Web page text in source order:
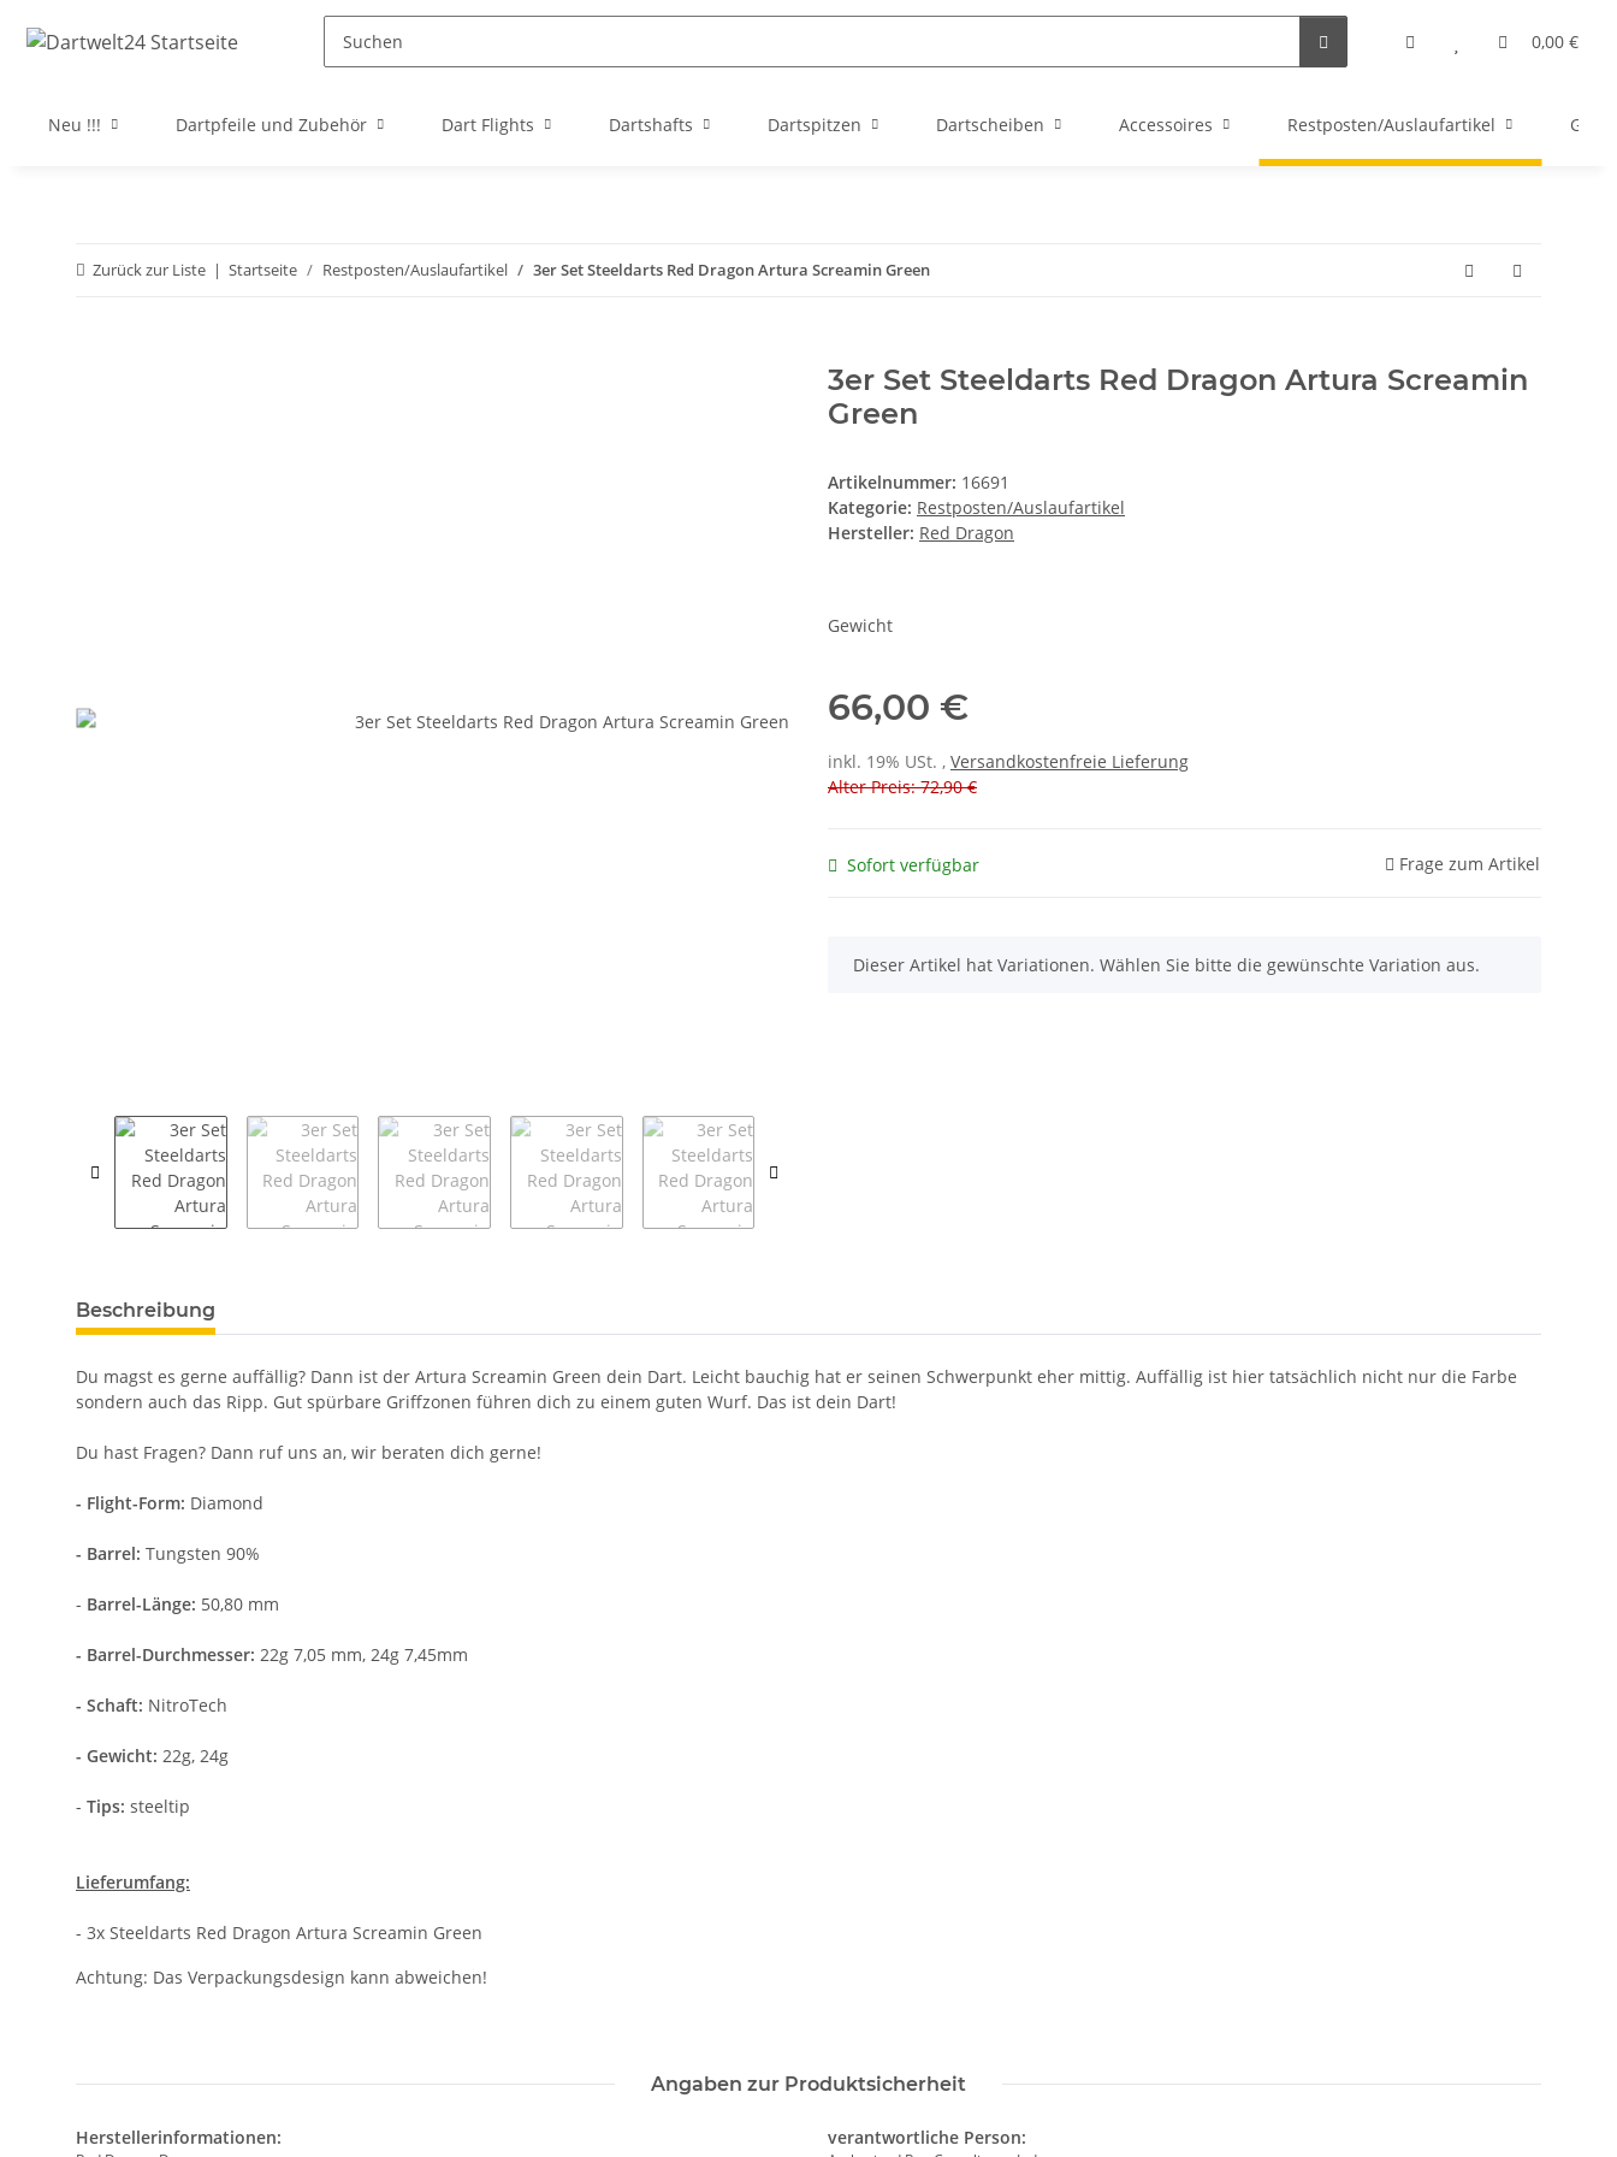
0,00 €
Neu !!! Dartpfeile und Zubehör Dart Flights Dartshafts Dartspitzen Dartscheiben Accessoires Restposten/Auslaufartikel
Zurück zur Liste Startseite Restposten/Auslaufartikel 3er Set Steeldarts Red Dragon Artura Screamin Green
3er Set Steeldarts Red Dragon Artura Screamin
Green
Artikelnummer: 16691
Kategorie: Restposten/Auslaufartikel
Hersteller: Red Dragon
Gewicht
66,00 €
inkl. 19% USt. , Versandkostenfreie Lieferung
Alter Preis: 72,90 €
Sofort verfügbar Frage zum Artikel
x
Dieser Artikel hat Variationen. Wählen Sie bitte die gewünschte Variation aus.
weitere Registerkarten anzeigen
Beschreibung
Du magst es gerne auffällig? Dann ist der Artura Screamin Green dein Dart. Leicht bauchig hat er seinen Schwerpunkt eher mittig. Auffällig ist hier tatsächlich nicht nur die Farbe
sondern auch das Ripp. Gut spürbare Griffzonen führen dich zu einem guten Wurf. Das ist dein Dart!
Du hast Fragen? Dann ruf uns an, wir beraten dich gerne!
- Flight-Form: Diamond
- Barrel: Tungsten 90%
- Barrel-Länge: 50,80 mm
- Barrel-Durchmesser: 22g 7,05 mm, 24g 7,45mm
- Schaft: NitroTech
- Gewicht: 22g, 24g
- Tips: steeltip
Lieferumfang:
- 3x Steeldarts Red Dragon Artura Screamin Green
Achtung: Das Verpackungsdesign kann abweichen!
Angaben zur Produktsicherheit
Herstellerinformationen: verantwortliche Person: